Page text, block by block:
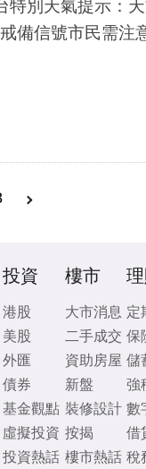
特別天氣提示：
備信號市民需注
投資
港股
美股
外匯
債券
基金觀點
虛擬投資
投資熱話
樓市
大市消息
二手成交
資助房屋
新盤
裝修設計
按揭
樓市熱話
定
保
儲
強
數
借
稅